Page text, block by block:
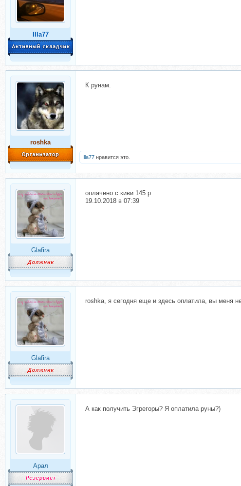
Illa77
roshka
К рунам.
Illa77 нравится это.
Glafira
оплачено с киви 145 р
19.10.2018 в 07:39
Glafira
roshka, я сегодня еще и здесь оплатила, вы меня
Арал
А как получить Эгрегоры? Я оплатила руны?)